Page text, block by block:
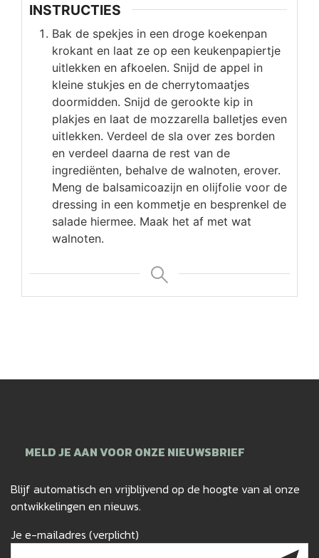
INSTRUCTIES
Bak de spekjes in een droge koekenpan
krokant en laat ze op een keukenpapiertje
uitlekken en afkoelen. Snijd de appel in
kleine stukjes en de cherrytomaatjes
doormidden. Snijd de gerookte kip in
plakjes en laat de mozzarella balletjes even
uitlekken. Verdeel de sla over zes borden
en verdeel daarna de rest van de
ingrediënten, behalve de walnoten, erover.
Meng de balsamicoazijn en olijfolie voor de
dressing in een kommetje en besprenkel de
salade hiermee. Maak het af met wat
walnoten.
MELD JE AAN VOOR ONZE NIEUWSBRIEF
Blijf automatisch en vrijblijvend op de hoogte van al onze
ontwikkelingen en nieuws.
Je e-mailadres (verplicht)